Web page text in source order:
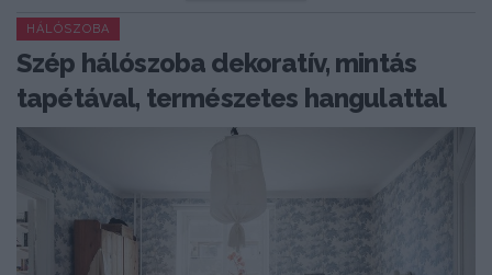
HÁLÓSZOBA
Szép hálószoba dekoratív, mintás
tapétával, természetes hangulattal